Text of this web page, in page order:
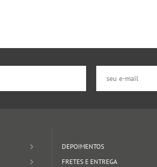
DEPOIMENTOS
FRETES E ENTREGA